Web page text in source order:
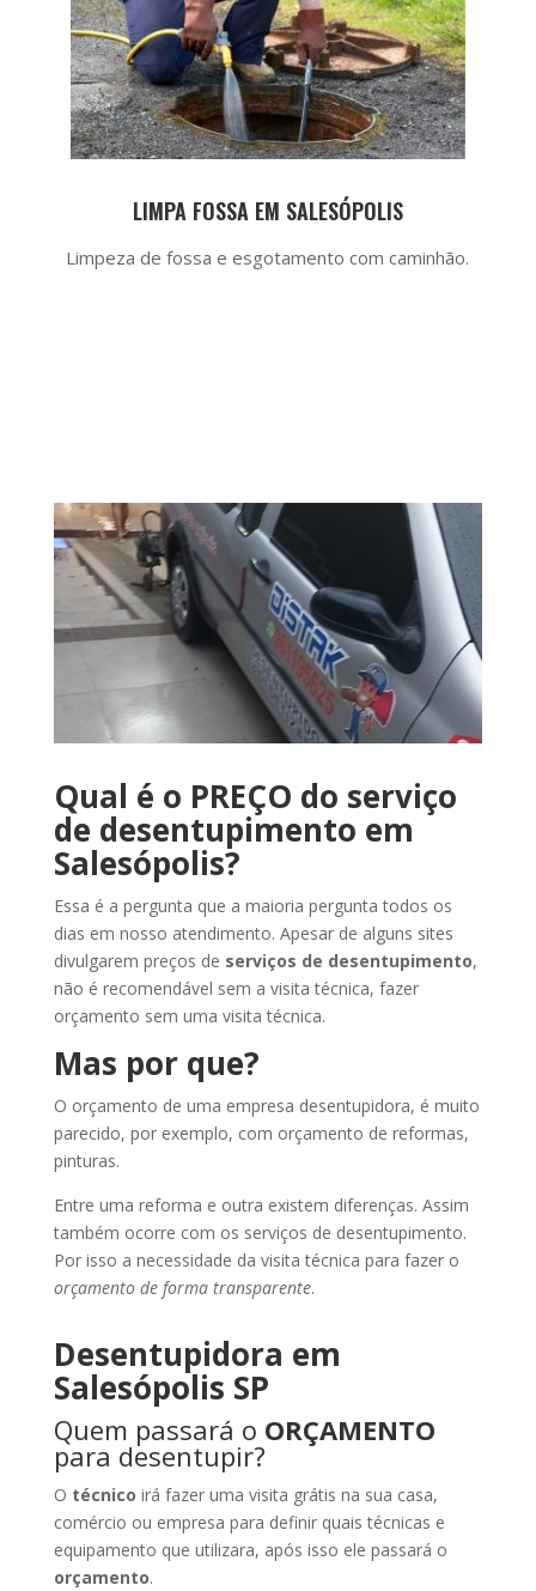
LIMPA FOSSA EM SALESÓPOLIS
Limpeza de fossa e esgotamento com caminhão.
Qual é o PREÇO do serviço
de desentupimento em
Salesópolis?
Essa é a pergunta que a maioria pergunta todos os
dias em nosso atendimento. Apesar de alguns sites
divulgarem preços de serviços de desentupimento,
não é recomendável sem a visita técnica, fazer
orçamento sem uma visita técnica.
Mas por que?
O orçamento de uma empresa desentupidora, é muito
parecido, por exemplo, com orçamento de reformas,
pinturas.
Entre uma reforma e outra existem diferenças. Assim
também ocorre com os serviços de desentupimento.
Por isso a necessidade da visita técnica para fazer o
orçamento de forma transparente.
Desentupidora em
Salesópolis SP
Quem passará o ORÇAMENTO
para desentupir?
O técnico irá fazer uma visita grátis na sua casa,
comércio ou empresa para definir quais técnicas e
equipamento que utilizara, após isso ele passará o
orçamento.